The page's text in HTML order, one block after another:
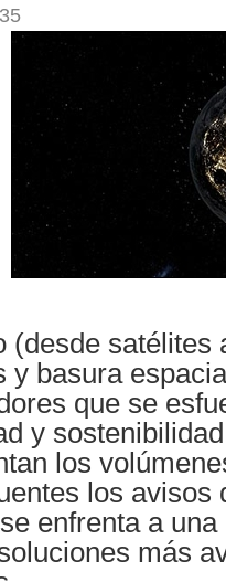
(desde satélites
y basura
que se
y
los
los avisos
enfrenta a
más